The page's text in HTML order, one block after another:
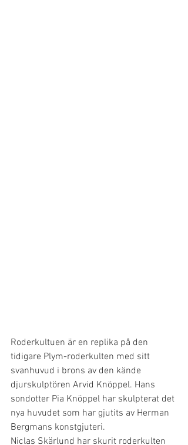
Roderkultuen är en replika på den
tidigare Plym-roderkulten med sitt
svanhuvud i brons av den kände
djurskulptören Arvid Knöppel. Hans
sondotter Pia Knöppel har skulpterat det
nya huvudet som har gjutits av Herman
Bergmans konstgjuteri.
Niclas Skärlund har skurit roderkulten